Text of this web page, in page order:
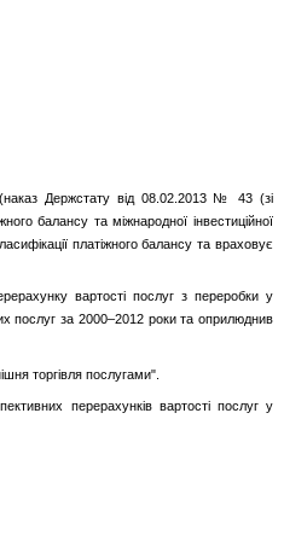
(наказ Держстату від 08.02.2013 № 43 (зі
балансу та міжнародної інвестиційної
платіжного балансу та враховує
вартості послуг з переробки у
послуг за 2000–2012 роки та оприлюднив
торгівля послугами".
перерахунків вартості послуг у